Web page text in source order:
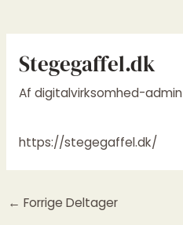
Stegegaffel.dk
Af digitalvirksomhed-admin
https://stegegaffel.dk/
← Forrige Deltager